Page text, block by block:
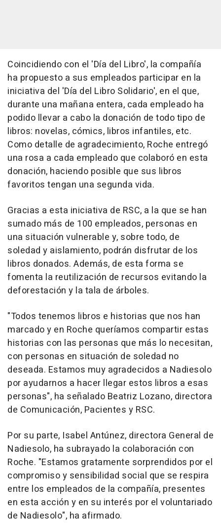
Coincidiendo con el 'Día del Libro', la compañía
ha propuesto a sus empleados participar en la
iniciativa del 'Día del Libro Solidario', en el que,
durante una mañana entera, cada empleado ha
podido llevar a cabo la donación de todo tipo de
libros: novelas, cómics, libros infantiles, etc.
Como detalle de agradecimiento, Roche entregó
una rosa a cada empleado que colaboró en esta
donación, haciendo posible que sus libros
favoritos tengan una segunda vida.
Gracias a esta iniciativa de RSC, a la que se han
sumado más de 100 empleados, personas en
una situación vulnerable y, sobre todo, de
soledad y aislamiento, podrán disfrutar de los
libros donados. Además, de esta forma se
fomenta la reutilización de recursos evitando la
deforestación y la tala de árboles.
"Todos tenemos libros e historias que nos han
marcado y en Roche queríamos compartir estas
historias con las personas que más lo necesitan,
con personas en situación de soledad no
deseada. Estamos muy agradecidos a Nadiesolo
por ayudarnos a hacer llegar estos libros a esas
personas", ha señalado Beatriz Lozano, directora
de Comunicación, Pacientes y RSC.
Por su parte, Isabel Antúnez, directora General de
Nadiesolo, ha subrayado la colaboración con
Roche. "Estamos gratamente sorprendidos por el
compromiso y sensibilidad social que se respira
entre los empleados de la compañía, presentes
en esta acción y en su interés por el voluntariado
de Nadiesolo", ha afirmado.